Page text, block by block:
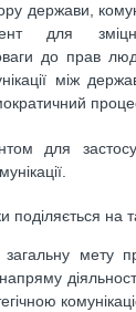
держави,
для
до прав
між
для
поділяється на
загальну мету